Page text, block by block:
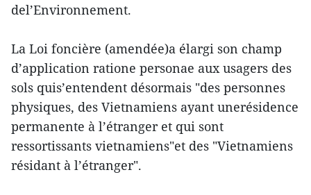
del’Environnement.
La Loi foncière (amendée)a élargi son champ
d’application ratione personae aux usagers des
sols quis’entendent désormais "des personnes
physiques, des Vietnamiens ayant unerésidence
permanente à l’étranger et qui sont
ressortissants vietnamiens"et des "Vietnamiens
résidant à l’étranger".